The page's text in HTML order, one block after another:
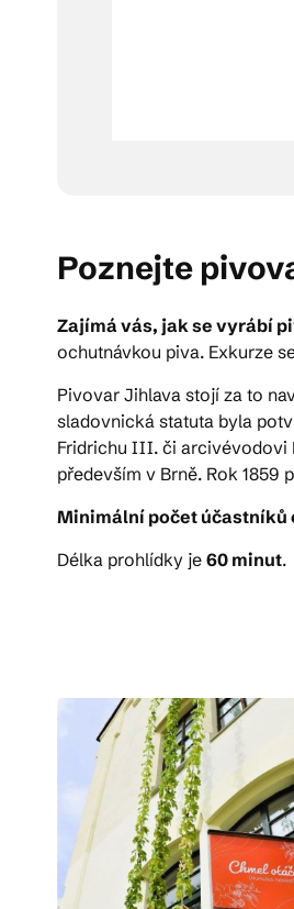
Poznejte
Zajímá vás, jak se vyrábí
ochutnávkou piva. Exkurze
Pivovar Jihlava stojí za to
sladovnická statuta byla
Fridrichu III. či arcivévodovi
především v Brně. Rok 1859
Minimální počet účastníků
Délka prohlídky je 60 minut.